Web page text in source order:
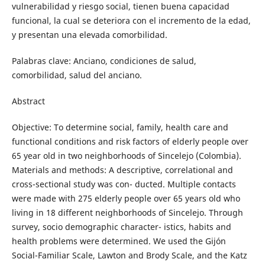
vulnerabilidad y riesgo social, tienen buena capacidad
funcional, la cual se deteriora con el incremento de la edad,
y presentan una elevada comorbilidad.
Palabras clave: Anciano, condiciones de salud,
comorbilidad, salud del anciano.
Abstract
Objective: To determine social, family, health care and
functional conditions and risk factors of elderly people over
65 year old in two neighborhoods of Sincelejo (Colombia).
Materials and methods: A descriptive, correlational and
cross-sectional study was con- ducted. Multiple contacts
were made with 275 elderly people over 65 years old who
living in 18 different neighborhoods of Sincelejo. Through
survey, socio demographic character- istics, habits and
health problems were determined. We used the Gijón
Social-Familiar Scale, Lawton and Brody Scale, and the Katz